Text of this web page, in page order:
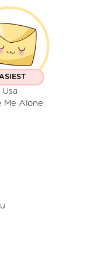
Usa
Me Alone